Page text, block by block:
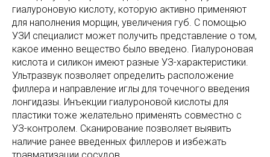
гиалуроновую кислоту, которую активно применяют
для наполнения морщин, увеличения губ. С помощью
УЗИ специалист может получить представление о том,
какое именно вещество было введено. Гиалуроновая
кислота и силикон имеют разные УЗ-характеристики.
Ультразвук позволяет определить расположение
филлера и направление иглы для точечного введения
лонгидазы. Инъекции гиалуроновой кислоты для
пластики тоже желательно применять совместно с
УЗ-контролем. Сканирование позволяет выявить
наличие ранее введенных филлеров и избежать
травматизации сосудов.